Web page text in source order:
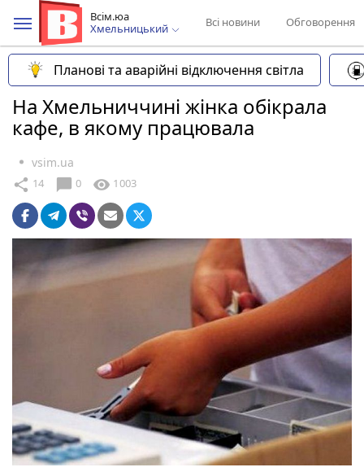
Всім.юа
Хмельницький
Всі новини Обговорення
Планові та аварійні відключення світла
На Хмельниччині жінка обікрала
кафе, в якому працювала
vsim.ua
share 14 chat_bubble 0 visibility 1003